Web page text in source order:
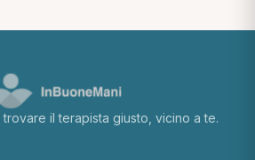
il terapista giusto, vicino a te.